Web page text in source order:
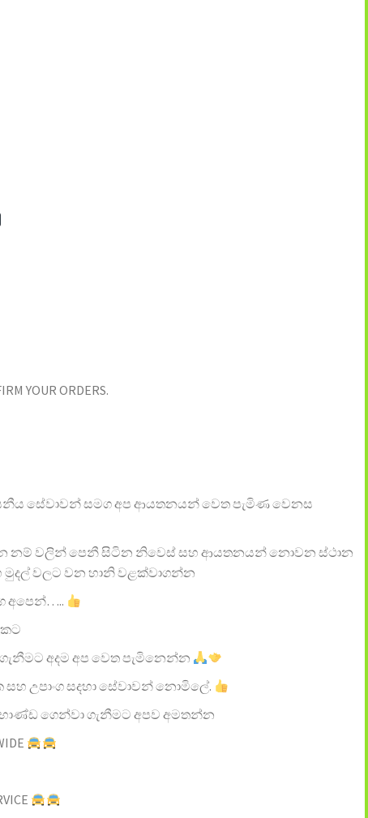
YOUR ORDERS.
සේවාවන් සමග අප ආයතනයන් වෙත පැමිණ වෙනස
නම් වලින් පෙනී සිටින නිවෙස් සහ ආයතනයන් නොවන ස්ථාන
මුදල් වලට වන හානි වළක්වාගන්න
අපෙන්…..
අදම අප වෙත පැමිනෙන්න
උපාංග සදහා සේවාවන් නොමිලේ.
ගෙන්වා ගැනීමට අපව අමතන්න